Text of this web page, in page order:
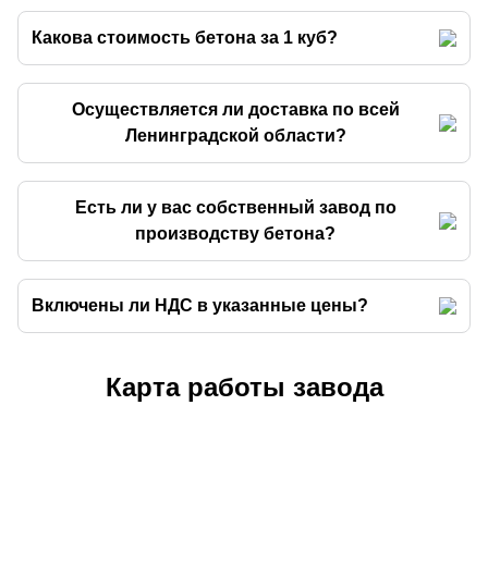
Какова стоимость бетона за 1 куб?
Осуществляется ли доставка по всей
Ленинградской области?
Есть ли у вас собственный завод по
производству бетона?
Включены ли НДС в указанные цены?
Карта работы завода